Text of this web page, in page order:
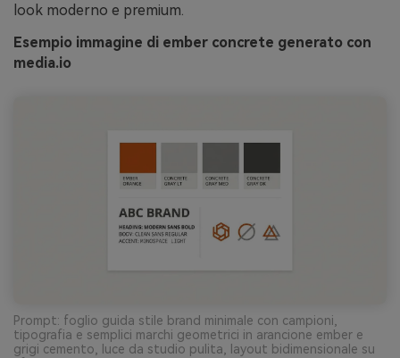
look moderno e premium.
Esempio immagine di ember concrete generato con
media.io
Prompt: foglio guida stile brand minimale con campioni,
tipografia e semplici marchi geometrici in arancione ember e
grigi cemento, luce da studio pulita, layout bidimensionale su